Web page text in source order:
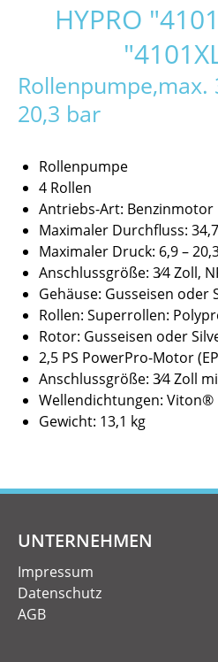
HYPRO
20,3 bar
Rollenpumpe
4 Rollen
Antriebs-Art: Benzinmotor
Maximaler Durchfluss:
Maximaler Druck: 6,9 –
Anschlussgröße: 3⁄4 Zoll,
Gehäuse: Gusseisen oder
Rollen: Superrollen:
Rotor: Gusseisen oder
2,5 PS PowerPro-Motor
Anschlussgröße: 3⁄4 Zoll
Wellendichtungen: Viton®
Gewicht: 13,1 kg
UNTERNEHMEN
Impressum
Datenschutz
AGB